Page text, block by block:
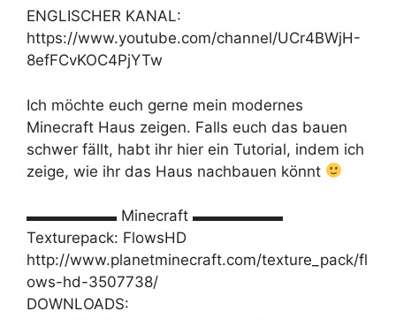
ENGLISCHER KANAL:
https://www.youtube.com/channel/UCr4BWjH-
8efFCvKOC4PjYTw
Ich möchte euch gerne mein modernes
Minecraft Haus zeigen. Falls euch das bauen
schwer fällt, habt ihr hier ein Tutorial, indem ich
zeige, wie ihr das Haus nachbauen könnt
▬▬▬▬▬▬ Minecraft ▬▬▬▬▬▬
Texturepack: FlowsHD
http://www.planetminecraft.com/texture_pack/fl
ows-hd-3507738/
DOWNLOADS: